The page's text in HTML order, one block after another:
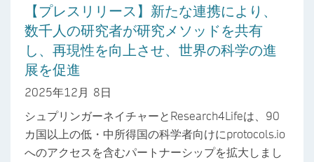
【プレスリリース】新たな連携により、
数千人の研究者が研究メソッドを共有
し、再現性を向上させ、世界の科学の進
展を促進
2025年12月 8日
シュプリンガーネイチャーとResearch4Lifeは、90
カ国以上の低・中所得国の科学者向けにprotocols.io
へのアクセスを含むパートナーシップを拡大しまし